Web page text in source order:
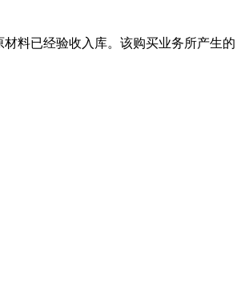
料已经验收入库。该购买业务所产生的